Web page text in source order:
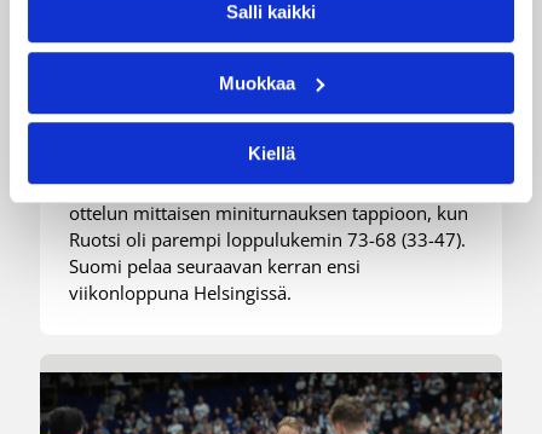
Salli kaikki
Muokkaa
Kiellä
Ruotsi piirun verran
Susiladiesia parempi
Tukholmassa
Susiladies päätti Tukholmassa pelatun kahden
ottelun mittaisen miniturnauksen tappioon, kun
Ruotsi oli parempi loppulukemin 73-68 (33-47).
Suomi pelaa seuraavan kerran ensi
viikonloppuna Helsingissä.